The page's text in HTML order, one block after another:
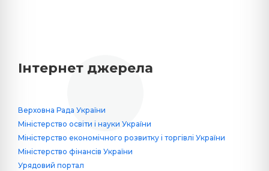
Інтернет джерела
Верховна Рада України
Міністерство освіти і науки України
Міністерство економічного розвитку і торгівлі України
Міністерство фінансів України
Урядовий портал